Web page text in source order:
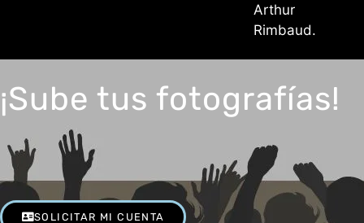
Arthur
Rimbaud.
¡Sube tus fotografías!
SOLICITAR MI CUENTA